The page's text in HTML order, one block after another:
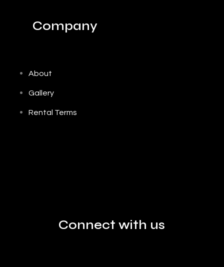
Company
About
Gallery
Rental Terms
Connect with us